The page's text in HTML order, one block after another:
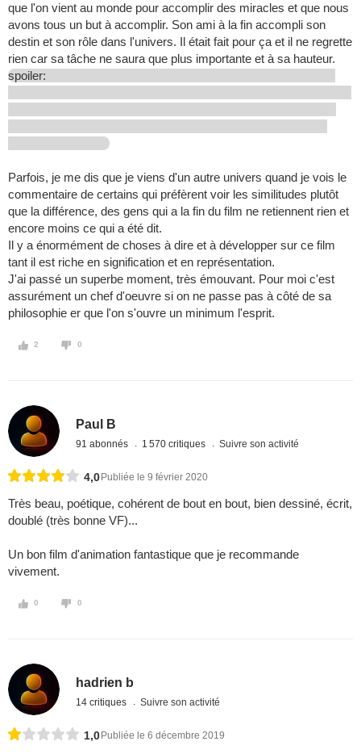
que l'on vient au monde pour accomplir des miracles et que nous
avons tous un but à accomplir. Son ami à la fin accompli son
destin et son rôle dans l'univers. Il était fait pour ça et il ne regrette
rien car sa tâche ne saura que plus importante et à sa hauteur.
spoiler:
Parfois, je me dis que je viens d'un autre univers quand je vois le
commentaire de certains qui préfèrent voir les similitudes plutôt
que la différence, des gens qui a la fin du film ne retiennent rien et
encore moins ce qui a été dit.
Il y a énormément de choses à dire et à développer sur ce film
tant il est riche en signification et en représentation.
J'ai passé un superbe moment, très émouvant. Pour moi c'est
assurément un chef d'oeuvre si on ne passe pas à côté de sa
philosophie er que l'on s'ouvre un minimum l'esprit.
2 0
Paul B
91 abonnés 1 570 critiques Suivre son activité
4,0 Publiée le 9 février 2020
Très beau, poétique, cohérent de bout en bout, bien dessiné, écrit,
doublé (très bonne VF)...
Un bon film d'animation fantastique que je recommande
vivement.
0 0
hadrien b
14 critiques Suivre son activité
1,0 Publiée le 6 décembre 2019